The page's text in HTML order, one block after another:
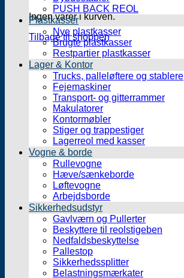
Ingen varer i kurven.
Tilbage til shoppen
PUSH BACK REOL
Plastkasser
Nye plastkasser
Brugte plastkasser
Restpartier plastkasser
Lager & Kontor
Trucks, palleløftere og stablere
Fejemaskiner
Transport- og gitterrammer
Makulatorer
Kontormøbler
Stiger og trappestiger
Lagerreol med kasser
Vogne & borde
Rullevogne
Hæve/sænkeborde
Løftevogne
Arbejdsborde
Sikkerhedsudstyr
Gavlværn og Pullerter
Beskyttere til reolstigeben
Nedfaldsbeskyttelse
Pallestop
Sikkerhedssplitter
Belastningsmærkater